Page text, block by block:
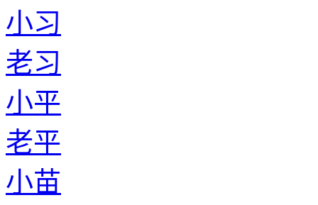
小习
老习
小平
老平
小苗